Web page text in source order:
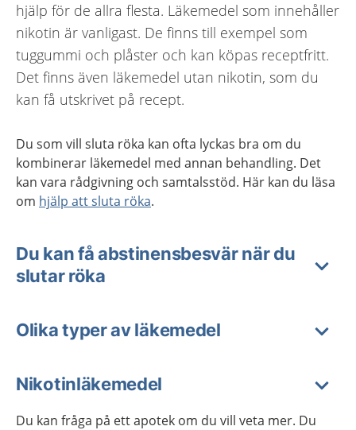
hjälp för de allra flesta. Läkemedel som innehåller
nikotin är vanligast. De finns till exempel som
tuggummi och plåster och kan köpas receptfritt.
Det finns även läkemedel utan nikotin, som du
kan få utskrivet på recept.
Du som vill sluta röka kan ofta lyckas bra om du
kombinerar läkemedel med annan behandling. Det
kan vara rådgivning och samtalsstöd. Här kan du läsa
om hjälp att sluta röka.
Du kan få abstinensbesvär när du
slutar röka
Olika typer av läkemedel
Nikotinläkemedel
Du kan fråga på ett apotek om du vill veta mer. Du